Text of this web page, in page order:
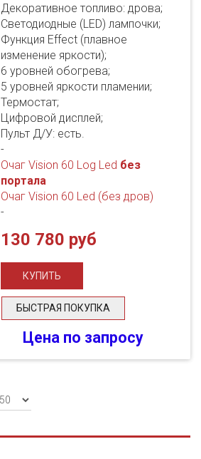
Декоративное топливо: дрова;
Светодиодные (LED) лампочки;
Функция Effect (плавное
изменение яркости);
6 уровней обогрева;
5 уровней яркости пламении;
Термостат;
Цифровой дисплей;
Пульт Д/У: есть.
-
Очаг Vision 60 Log Led без
портала
Очаг Vision 60 Led (без дров)
-
130 780 руб
БЫСТРАЯ ПОКУПКА
Цена по запросу